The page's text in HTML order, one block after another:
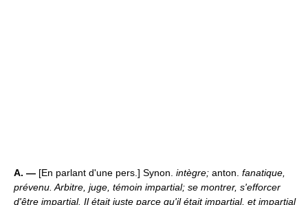
A. — [En parlant d'une pers.] Synon. intègre; anton. fanatique,
prévenu. Arbitre, juge, témoin impartial; se montrer, s'efforcer
d'être impartial. Il était juste parce qu'il était impartial, et impartial